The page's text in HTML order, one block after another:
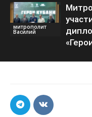
митрополит
Василий